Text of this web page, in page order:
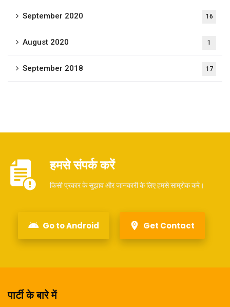
September 2020 16
August 2020 1
September 2018 17
हमसे संपर्क करें
किसी प्रकार के सुझाव और जानकारी के लिए हमसे साम्रोक करे।
Go to Android Get Contact
पार्टी के बारे में